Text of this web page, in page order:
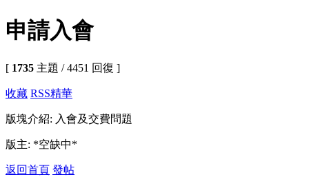
申請入會
[ 1735 主題 / 4451 回復 ]
收藏 RSS精華
版塊介紹: 入會及交費問題
版主: *空缺中*
返回首頁 發帖